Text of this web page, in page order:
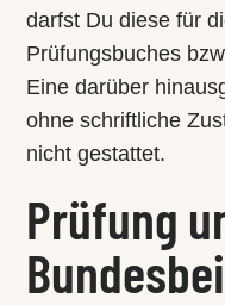
darfst Du diese für
Prüfungsbuches
Eine darüber
ohne schriftliche
nicht gestattet.
Prüfung